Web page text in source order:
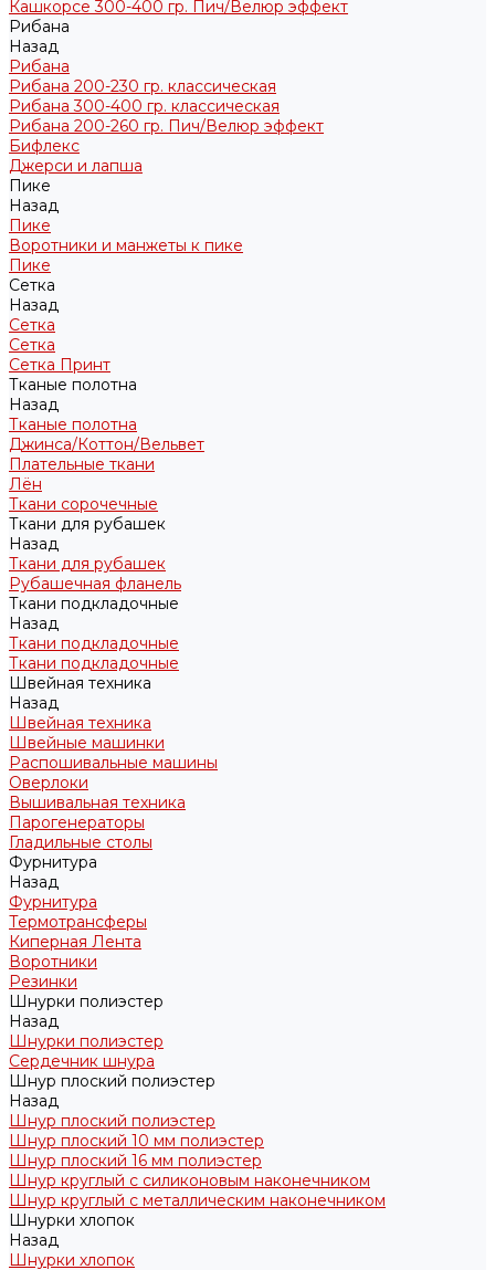
Кашкорсе 300-400 гр. Пич/Велюр эффект
Рибана
Назад
Рибана
Рибана 200-230 гр. классическая
Рибана 300-400 гр. классическая
Рибана 200-260 гр. Пич/Велюр эффект
Бифлекс
Джерси и лапша
Пике
Назад
Пике
Воротники и манжеты к пике
Пике
Сетка
Назад
Сетка
Сетка
Сетка Принт
Тканые полотна
Назад
Тканые полотна
Джинса/Коттон/Вельвет
Плательные ткани
Лён
Ткани сорочечные
Ткани для рубашек
Назад
Ткани для рубашек
Рубашечная фланель
Ткани подкладочные
Назад
Ткани подкладочные
Ткани подкладочные
Швейная техника
Назад
Швейная техника
Швейные машинки
Распошивальные машины
Оверлоки
Вышивальная техника
Парогенераторы
Гладильные столы
Фурнитура
Назад
Фурнитура
Термотрансферы
Киперная Лента
Воротники
Резинки
Шнурки полиэстер
Назад
Шнурки полиэстер
Сердечник шнура
Шнур плоский полиэстер
Назад
Шнур плоский полиэстер
Шнур плоский 10 мм полиэстер
Шнур плоский 16 мм полиэстер
Шнур круглый с силиконовым наконечником
Шнур круглый с металлическим наконечником
Шнурки хлопок
Назад
Шнурки хлопок